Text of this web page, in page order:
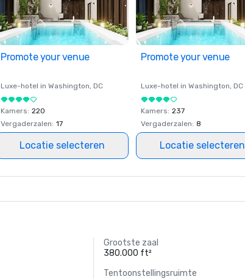
Promote your venue
Luxe-hotel in Washington, DC
Kamers: 220
Vergaderzalen: 17
Locatie selecteren
Promote your venue
Luxe-hotel in Washington, DC
Kamers: 237
Vergaderzalen: 8
Locatie selecteren
Grootste zaal
380.000 ft²
Tentoonstellingsruimte